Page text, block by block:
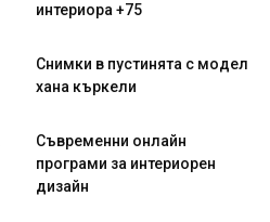
интериора +75
Снимки в пустинята с модел
хана къркели
Съвременни онлайн
програми за интериорен
дизайн